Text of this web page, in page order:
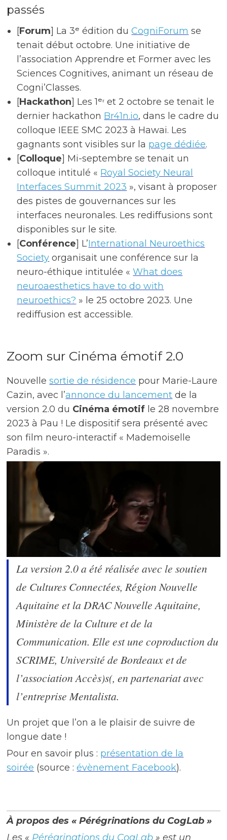
passés
[Forum] La 3ᵉ édition duCogniForum se
tenait début octobre. Une initiative de
l’association Apprendre et Former avec les
Sciences Cognitives, animant un réseau de
Cogni’Classes.
[Hackathon] Les 1ᵉʳ et 2 octobre se tenait le
dernier hackathon Br41n.io, dans le cadre du
colloque IEEE SMC 2023 à Hawai. Les
gagnants sont visibles sur la page dédiée.
[Colloque] Mi-septembre se tenait un
colloque intitulé « Royal Society Neural
Interfaces Summit 2023 », visant à proposer
des pistes de gouvernances sur les
interfaces neuronales. Les rediffusions sont
disponibles sur le site.
[Conférence] L’International Neuroethics
Society organisait une conférence sur la
neuro-éthique intitulée «What does
neuroaesthetics have to do with
neuroethics? » le 25 octobre 2023. Une
rediffusion est accessible.
Zoom sur Cinéma émotif 2.0
Nouvellesortie de résidence pour Marie-Laure
Cazin, avec l’annonce du lancement de la
version 2.0 du Cinéma émotif le 28 novembre
2023 à Pau ! Le dispositif sera présenté avec
son film neuro-interactif « Mademoiselle
Paradis ».
La version 2.0 a été réalisée avec le soutien
de Cultures Connectées, Région Nouvelle
Aquitaine et la DRAC Nouvelle Aquitaine,
Ministère de la Culture et de la
Communication. Elle est une coproduction du
SCRIME, Université de Bordeaux et de
l’association Accès)s(, en partenariat avec
l’entreprise Mentalista.
Un projet que l’on a le plaisir de suivre de
longue date !
Pour en savoir plus : présentation de la
soirée (source :évènement Facebook).
À propos des « Pérégrinations du CogLab »
Les « Pérégrinations du CogLab » est un